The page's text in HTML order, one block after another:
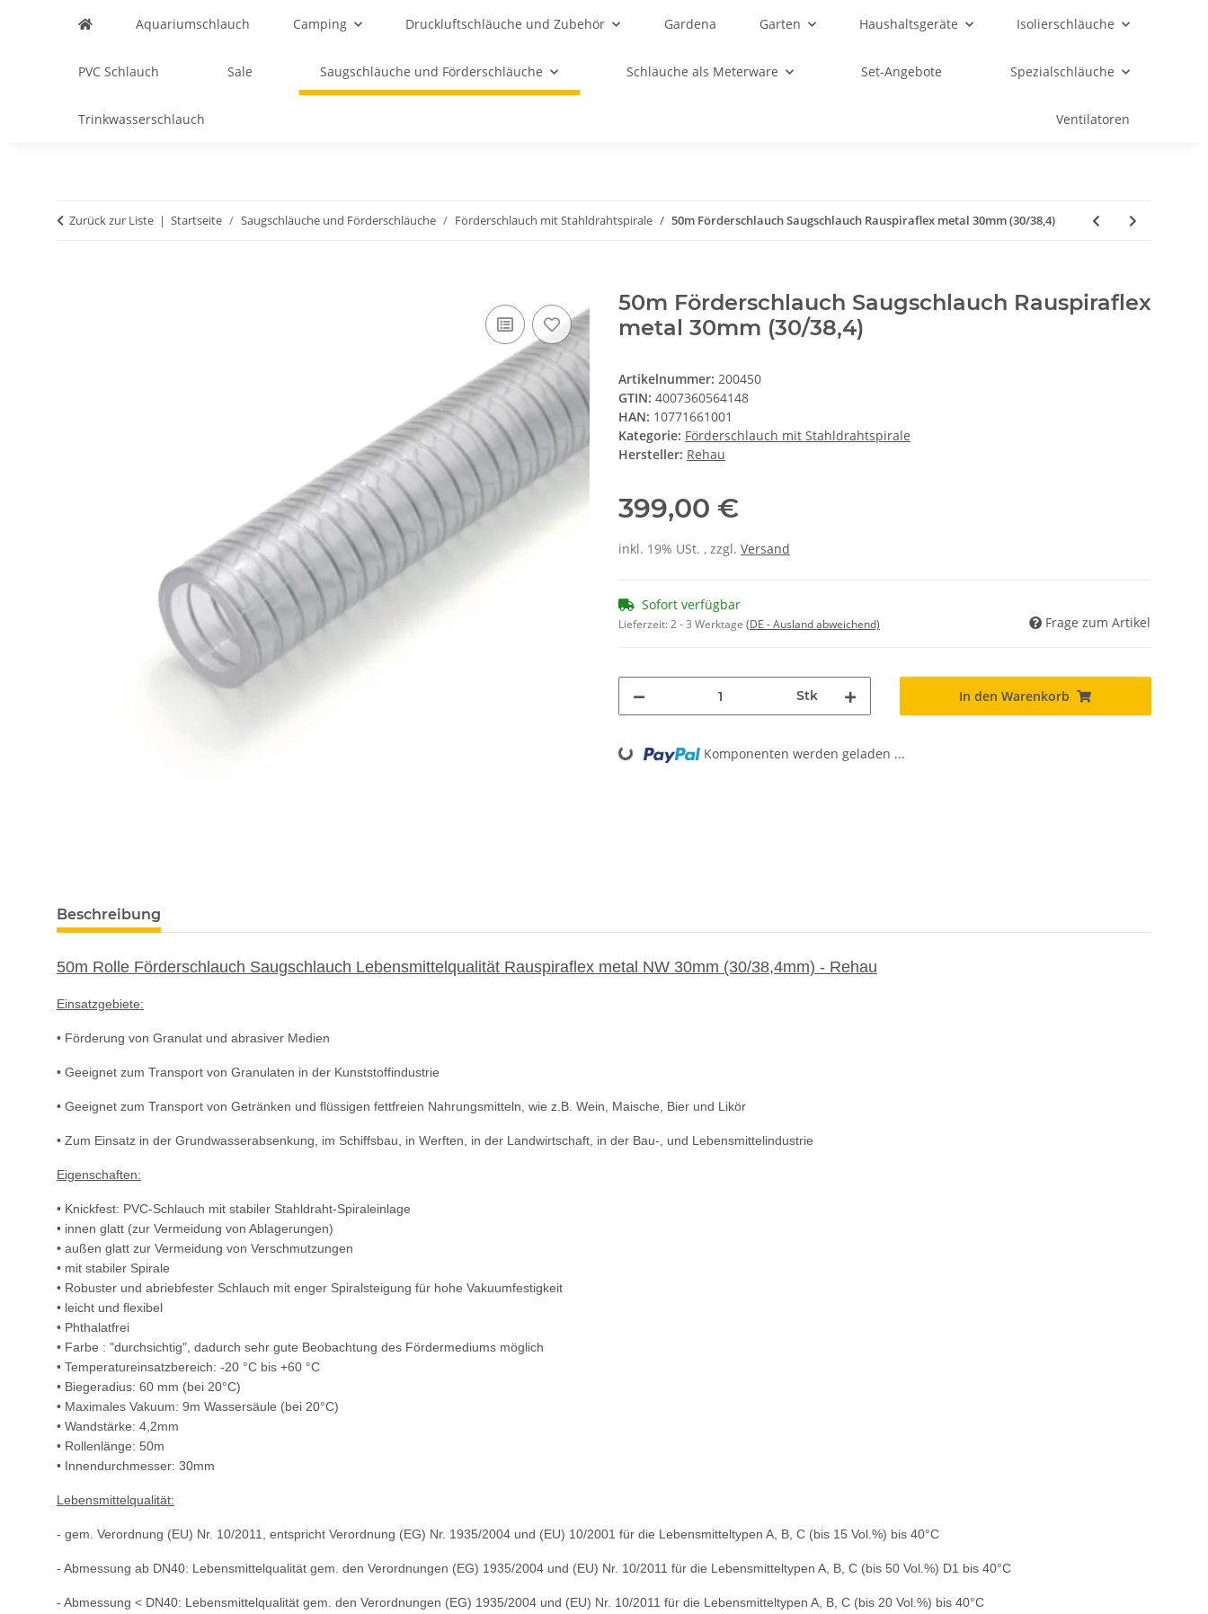
Aquariumschlauch Camping Druckluftschläuche und Zubehör Gardena Garten Haushaltsgeräte Isolierschläuche
PVC Schlauch Sale Saugschläuche und Förderschläuche Schläuche als Meterware Set-Angebote Spezialschläuche
Trinkwasserschlauch Ventilatoren
Zurück zur Liste Startseite Saugschläuche und Förderschläuche Förderschlauch mit Stahldrahtspirale 50m Förderschlauch Saugschlauch Rauspiraflex metal 30mm (30/38,4)
50m Förderschlauch Saugschlauch Rauspiraflex
metal 30mm (30/38,4)
Artikelnummer: 200450
GTIN: 4007360564148
HAN: 10771661001
Kategorie: Förderschlauch mit Stahldrahtspirale
Hersteller: Rehau
399,00 €
inkl. 19% USt. , zzgl. Versand
Sofort verfügbar
Lieferzeit:2 - 3 Werktage (DE - Ausland abweichend) Frage zum Artikel
Stk In den Warenkorb
Loading... Komponenten werden geladen ...
Beschreibung
50m Rolle Förderschlauch Saugschlauch Lebensmittelqualität Rauspiraflex metal NW 30mm (30/38,4mm) - Rehau
Einsatzgebiete:
• Förderung von Granulat und abrasiver Medien
• Geeignet zum Transport von Granulaten in der Kunststoffindustrie
• Geeignet zum Transport von Getränken und flüssigen fettfreien Nahrungsmitteln, wie z.B. Wein, Maische, Bier und Likör
• Zum Einsatz in der Grundwasserabsenkung, im Schiffsbau, in Werften, in der Landwirtschaft, in der Bau-, und Lebensmittelindustrie
Eigenschaften:
• Knickfest: PVC-Schlauch mit stabiler Stahldraht-Spiraleinlage
• innen glatt (zur Vermeidung von Ablagerungen)
• außen glatt zur Vermeidung von Verschmutzungen
• mit stabiler Spirale
• Robuster und abriebfester Schlauch mit enger Spiralsteigung für hohe Vakuumfestigkeit
• leicht und flexibel
• Phthalatfrei
• Farbe : "durchsichtig", dadurch sehr gute Beobachtung des Fördermediums möglich
• Temperatureinsatzbereich: -20 °C bis +60 °C
• Biegeradius: 60 mm (bei 20°C)
• Maximales Vakuum: 9m Wassersäule (bei 20°C)
• Wandstärke: 4,2mm
• Rollenlänge: 50m
• Innendurchmesser: 30mm
Lebensmittelqualität:
- gem. Verordnung (EU) Nr. 10/2011, entspricht Verordnung (EG) Nr. 1935/2004 und (EU) 10/2001 für die Lebensmitteltypen A, B, C (bis 15 Vol.%) bis 40°C
- Abmessung ab DN40: Lebensmittelqualität gem. den Verordnungen (EG) 1935/2004 und (EU) Nr. 10/2011 für die Lebensmitteltypen A, B, C (bis 50 Vol.%) D1 bis 40°C
- Abmessung < DN40: Lebensmittelqualität gem. den Verordnungen (EG) 1935/2004 und (EU) Nr. 10/2011 für die Lebensmitteltypen A, B, C (bis 20 Vol.%) bis 40°C